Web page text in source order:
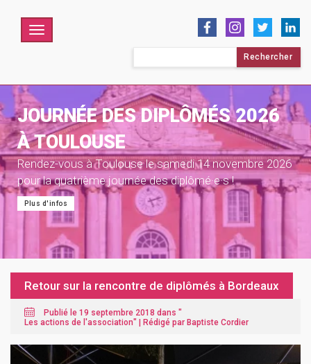
Menu
JOURNÉE DES DIPLÔMÉS 2026
À TOULOUSE
Rendez-vous à Toulouse le samedi 14 novembre 2026
pour la quatrième journée des diplômé·e·s !
Plus d'infos
Retour sur la rencontre de diplômés à Bordeaux
Publié le 19 septembre 2018 dans "
Les actions de l'association" | Rédigé par Baptiste Cordier